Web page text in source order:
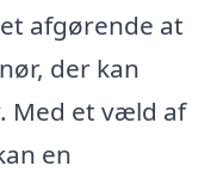
afgørende at
der kan
Med et væld af
en